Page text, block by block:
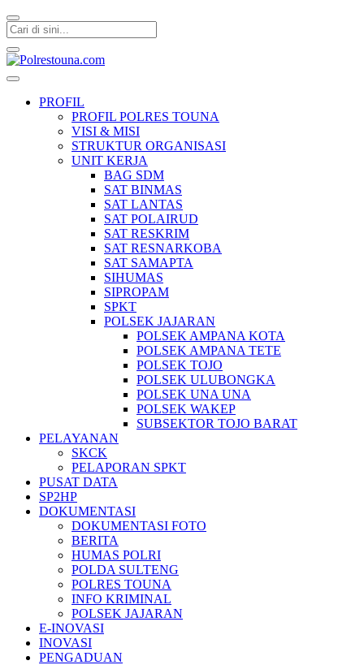
PROFIL
PROFIL POLRES TOUNA
VISI & MISI
STRUKTUR ORGANISASI
UNIT KERJA
BAG SDM
SAT BINMAS
SAT LANTAS
SAT POLAIRUD
SAT RESKRIM
SAT RESNARKOBA
SAT SAMAPTA
SIHUMAS
SIPROPAM
SPKT
POLSEK JAJARAN
POLSEK AMPANA KOTA
POLSEK AMPANA TETE
POLSEK TOJO
POLSEK ULUBONGKA
POLSEK UNA UNA
POLSEK WAKEP
SUBSEKTOR TOJO BARAT
PELAYANAN
SKCK
PELAPORAN SPKT
PUSAT DATA
SP2HP
DOKUMENTASI
DOKUMENTASI FOTO
BERITA
HUMAS POLRI
POLDA SULTENG
POLRES TOUNA
INFO KRIMINAL
POLSEK JAJARAN
E-INOVASI
INOVASI
PENGADUAN